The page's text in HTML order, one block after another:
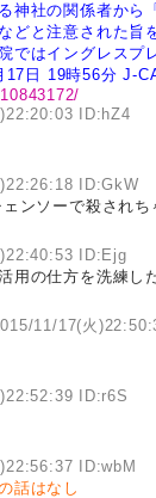
神社の関係者か
どと注意された旨
ではイングレスプ
日 19時56分 J-
ID:hZ4
ID:GkW
ンソーで殺され
ID:Ejg
用の仕方を洗練し
11/17(火
ID:r6S
ID:wbM
話はなし